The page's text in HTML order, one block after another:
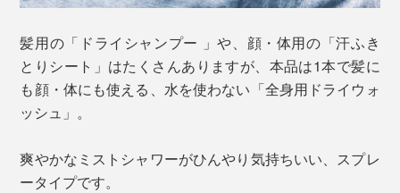
髪用の「ドライシャンプー 」や、顔・体用の「汗ふき
とりシート」はたくさんありますが、本品は1本で髪に
も顔・体にも使える、水を使わない「全身用ドライウォ
ッシュ」。
爽やかなミストシャワーがひんやり気持ちいい、スプレ
ータイプです。